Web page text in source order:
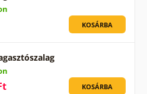
KOSÁRBA
KOSÁRBA